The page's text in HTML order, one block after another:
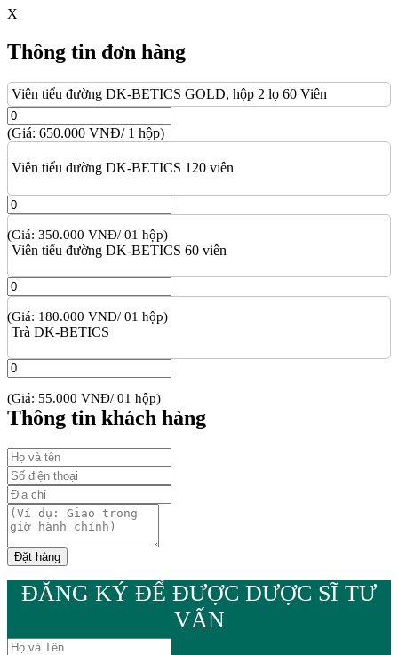
X
Thông tin đơn hàng
Viên tiểu đường DK-BETICS GOLD, hộp 2 lọ 60 Viên
(Giá: 650.000 VNĐ/ 1 hộp)
Viên tiểu đường DK-BETICS 120 viên
(Giá: 350.000 VNĐ/ 01 hộp)
Viên tiểu đường DK-BETICS 60 viên
(Giá: 180.000 VNĐ/ 01 hộp)
Trà DK-BETICS
(Giá: 55.000 VNĐ/ 01 hộp)
Thông tin khách hàng
ĐĂNG KÝ ĐỂ ĐƯỢC DƯỢC SĨ TƯ
VẤN